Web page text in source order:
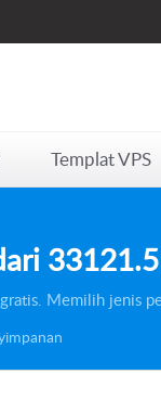
Templat VPS
Memilih jenis